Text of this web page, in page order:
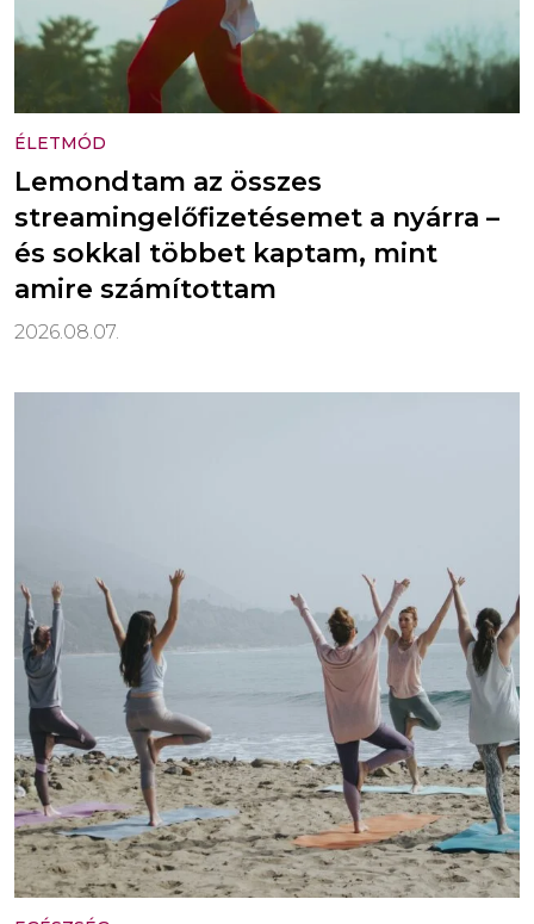
ÉLETMÓD
Lemondtam az összes
streamingelőfizetésemet a nyárra –
és sokkal többet kaptam, mint
amire számítottam
2026.08.07.